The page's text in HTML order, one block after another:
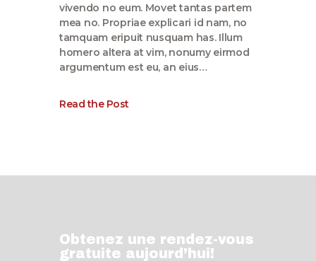
vivendo no eum. Movet tantas partem
mea no. Propriae explicari id nam, no
tamquam eripuit nusquam has. Illum
homero altera at vim, nonumy eirmod
argumentum est eu, an eius…
Read the Post
Obtenez une rendez-vous
gratuite aujourd’hui!